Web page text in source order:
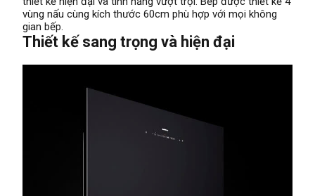
vùng nấu cùng kích thước 60cm phù hợp với mọi không
gian bếp.
Thiết kế sang trọng và hiện đại